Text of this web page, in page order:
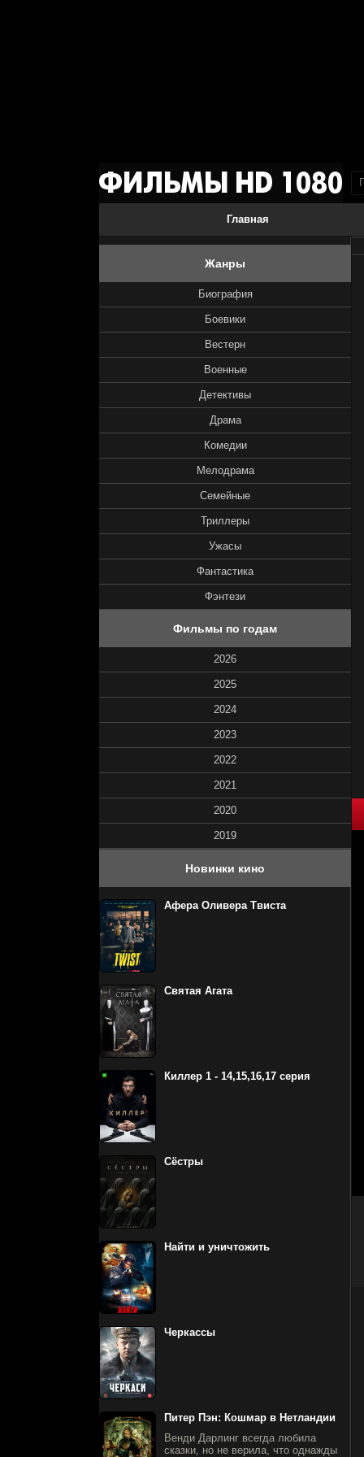
Главная
4 5
Жанры
Биография
Боевики
Вестерн
Военные
Детективы
Драма
Комедии
Мелодрама
Семейные
Триллеры
Ужасы
Фантастика
Фэнтези
Фильмы по годам
2026
2025
2024
2023
2022
2021
2020
2019
Новинки кино
Афера Оливера Твиста
Святая Агата
Киллер 1 - 14,15,16,17 серия
Сёстры
Найти и уничтожить
Черкассы
Питер Пэн: Кошмар в Нетландии
Венди Дарлинг всегда любила
сказки, но не верила, что однажды